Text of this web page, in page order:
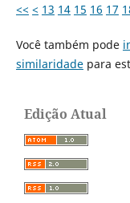
<< < 13 14 15 16 17
Você também pode
similaridadepara
Edição Atual